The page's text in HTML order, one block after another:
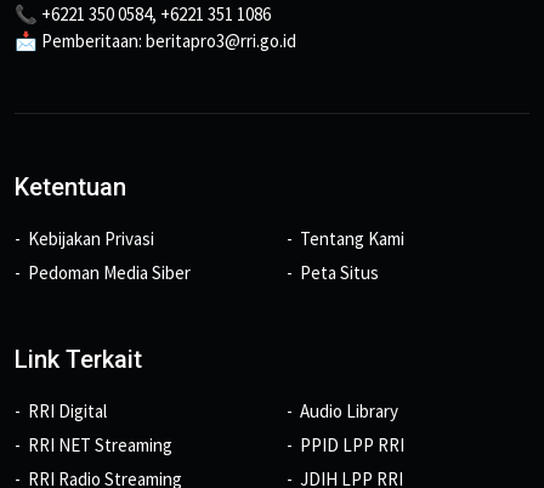
📞 +6221 350 0584, +6221 351 1086
📩 Pemberitaan: beritapro3@rri.go.id
Ketentuan
Kebijakan Privasi
Pedoman Media Siber
Tentang Kami
Peta Situs
Link Terkait
RRI Digital
RRI NET Streaming
RRI Radio Streaming
Audio Library
PPID LPP RRI
JDIH LPP RRI